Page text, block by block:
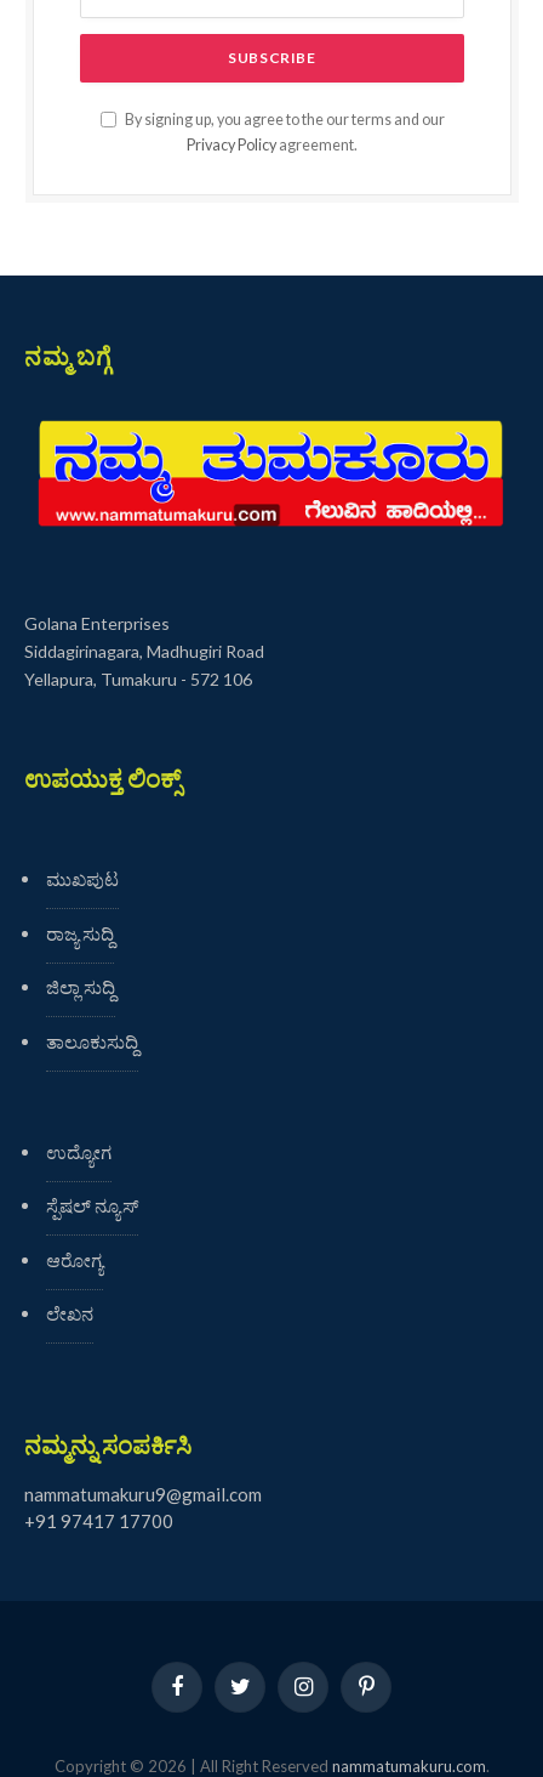
By signing up, you agree to the our terms and our
Privacy Policy agreement.
ನಮ್ಮ ಬಗ್ಗೆ
Golana Enterprises
Siddagirinagara, Madhugiri Road
Yellapura, Tumakuru - 572 106
ಉಪಯುಕ್ತ ಲಿಂಕ್ಸ್
ಮುಖಪುಟ
ರಾಜ್ಯ ಸುದ್ದಿ
ಜಿಲ್ಲಾ ಸುದ್ದಿ
ತಾಲೂಕುಸುದ್ದಿ
ಉದ್ಯೋಗ
ಸ್ಪೆಷಲ್ ನ್ಯೂಸ್
ಆರೋಗ್ಯ
ಲೇಖನ
ನಮ್ಮನ್ನು ಸಂಪರ್ಕಿಸಿ
nammatumakuru9@gmail.com
+91 97417 17700
FacebookTwitter InstagramPinterest
Copyright © 2026 | All Right Reserved nammatumakuru.com.